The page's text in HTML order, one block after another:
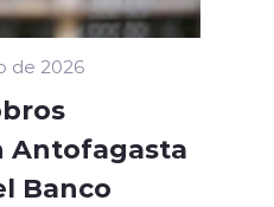
de 2026
Antofagasta
Banco